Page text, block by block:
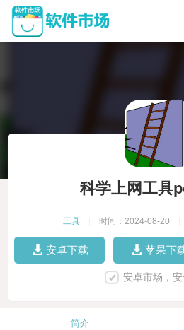
科学上网工具
工具 时间：2024-08-20
安卓下载 苹果下
安卓市场，
简介